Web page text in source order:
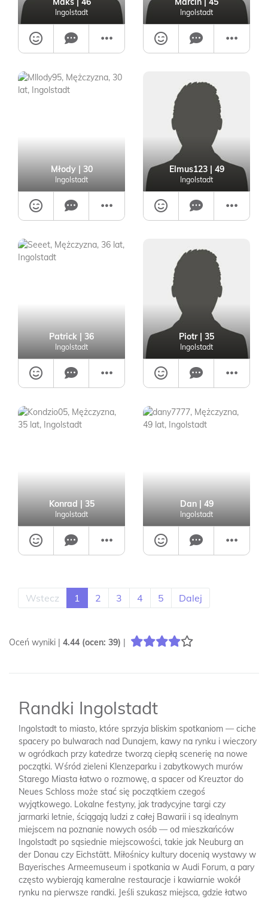
Ingolstadt Ingolstadt
Młody| 30
Ingolstadt
Elmus123| 49
Ingolstadt
Patrick | 36
Ingolstadt
Piotr| 35
Ingolstadt
Konrad | 35
Ingolstadt
Dan| 49
Ingolstadt
Wstecz 1 2 3 4 5 Dalej
Oceń wyniki | 4.44 (ocen: 39) |
Randki Ingolstadt
Ingolstadt to miasto, które sprzyja bliskim spotkaniom — ciche
spacery po bulwarach nad Dunajem, kawy na rynku i wieczory
w ogródkach przy katedrze tworzą ciepłą scenerię na nowe
początki. Wśród zieleni Klenzeparku i zabytkowych murów
Starego Miasta łatwo o rozmowę, a spacer od Kreuztor do
Neues Schloss może stać się początkiem czegoś
wyjątkowego. Lokalne festyny, jak tradycyjne targi czy
jarmarki letnie, ściągają ludzi z całej Bawarii i są idealnym
miejscem na poznanie nowych osób — od mieszkańców
Ingolstadt po sąsiednie miejscowości, takie jak Neuburg an
der Donau czy Eichstätt. Miłośnicy kultury docenią wystawy w
Bayerisches Armeemuseum i spotkania w Audi Forum, a pary
często wybierają kameralne restauracje i kawiarnie wokół
rynku na pierwsze randki. Jeśli szukasz miejsca, gdzie łatwo